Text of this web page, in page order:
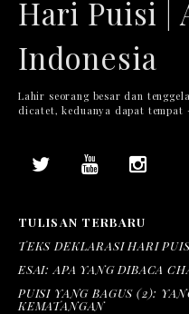
Hari Puisi |
Indonesia
Lahir seorang besar dan
dicatet, keduanya dapat
TULISAN TERBARU
TEKS DEKLARASI HARI
ESAI: APA YANG DIBACA
PUISI YANG BAGUS (2):
KEMATANGAN